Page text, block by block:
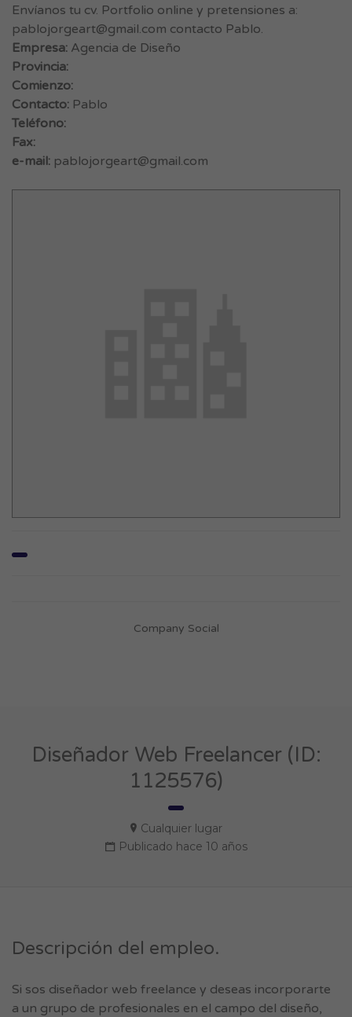
Envíanos tu cv. Portfolio online y pretensiones a:
pablojorgeart@gmail.com contacto Pablo.
Empresa: Agencia de Diseño
Provincia:
Comienzo:
Contacto: Pablo
Teléfono:
Fax:
e-mail: pablojorgeart@gmail.com
Company Social
Diseñador Web Freelancer (ID:
1125576)
Cualquier lugar
Publicado hace 10 años
Descripción del empleo.
Si sos diseñador web freelance y deseas incorporarte
a un grupo de profesionales en el campo del diseño,